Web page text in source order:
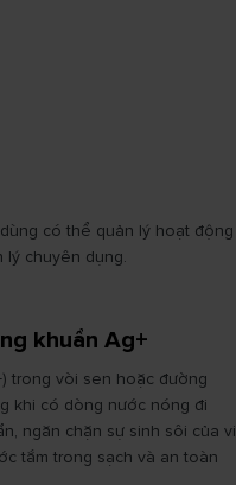
có thể quản lý hoạt động
lý chuyên dụng.
khuẩn Ag+
trong vòi sen hoặc đường
khi có dòng nước nóng đi
ngăn chặn sự sinh sôi của vi
tắm trong sạch và an toàn